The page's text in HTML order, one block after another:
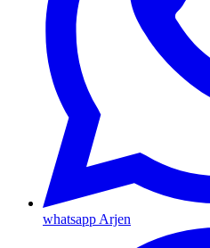
whatsapp Arjen